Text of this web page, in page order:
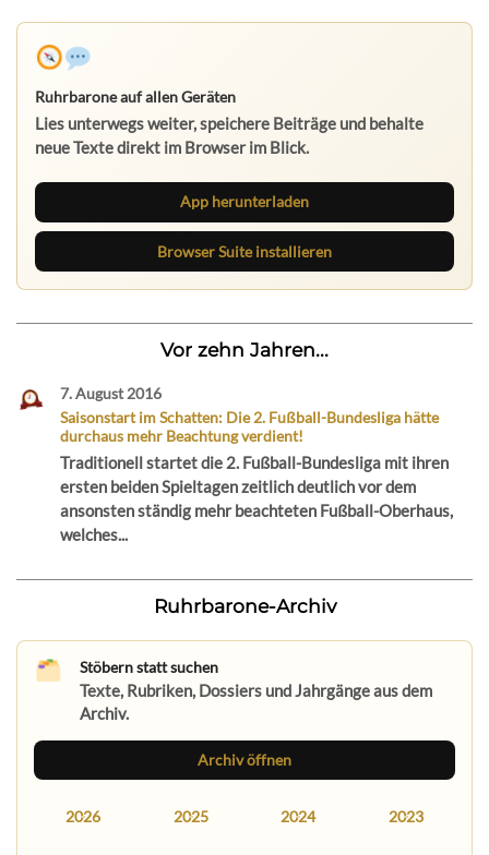
Ruhrbarone auf allen Geräten
Lies unterwegs weiter, speichere Beiträge und behalte
neue Texte direkt im Browser im Blick.
App herunterladen
Browser Suite installieren
Vor zehn Jahren...
7. August 2016
Saisonstart im Schatten: Die 2. Fußball-Bundesliga hätte
durchaus mehr Beachtung verdient!
Traditionell startet die 2. Fußball-Bundesliga mit ihren
ersten beiden Spieltagen zeitlich deutlich vor dem
ansonsten ständig mehr beachteten Fußball-Oberhaus,
welches...
Ruhrbarone-Archiv
Stöbern statt suchen
Texte, Rubriken, Dossiers und Jahrgänge aus dem
Archiv.
Archiv öffnen
2026 2025 2024 2023